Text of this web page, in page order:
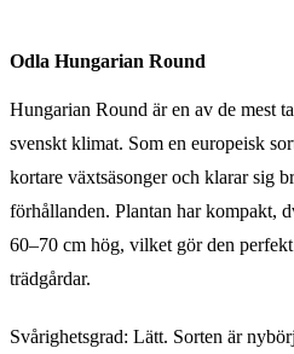
Odla Hungarian Round
Hungarian Round är en av de mest
svenskt klimat. Som en europeisk
kortare växtsäsonger och klarar sig
förhållanden. Plantan har kompakt,
60–70 cm hög, vilket gör den
trädgårdar.
Svårighetsgrad: Lätt. Sorten är